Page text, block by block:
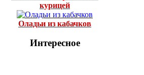
курицей
Оладьи из кабачков
Интересное